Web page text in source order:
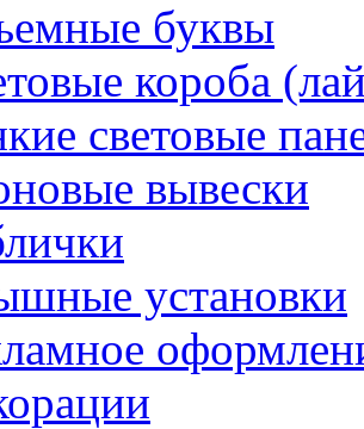
буквы
короба
световые
вывески
установки